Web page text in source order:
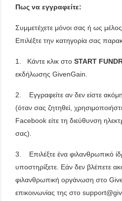
Πως να εγγραφείτε:
Συμμετέχετε μόνοι σας ή ως
Επιλέξτε την κατηγορία σας
1. Κάντε κλικ στο START
εκδήλωσης GivenGain.
2. Εγγραφείτε αν δεν είστε
(όταν σας ζητηθεί,
Facebook είτε τη διεύθυνση
σας).
3. Επιλέξτε ένα φιλανθρωπικό
υποστηρίξετε. Εάν δεν βλέπετε
φιλανθρωπική οργάνωση στο
επικοινωνίας της στο